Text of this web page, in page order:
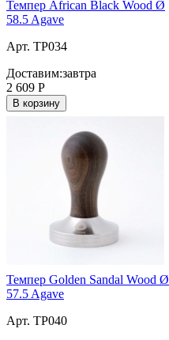
Темпер African Black Wood Ø
58.5 Agave
Арт. TP034
Доставим:завтра
2 609 Р
В корзину
Темпер Golden Sandal Wood Ø
57.5 Agave
Арт. TP040